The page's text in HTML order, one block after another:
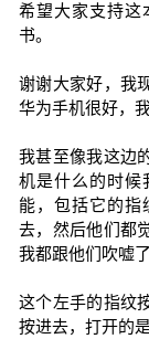
希望大家支持这
书。
谢谢大家好，我
华为手机很好，
我甚至像我这边
机是什么的时候
能，包括它的指
去，然后他们都
我都跟他们吹嘘
这个左手的指纹
按进去，打开的